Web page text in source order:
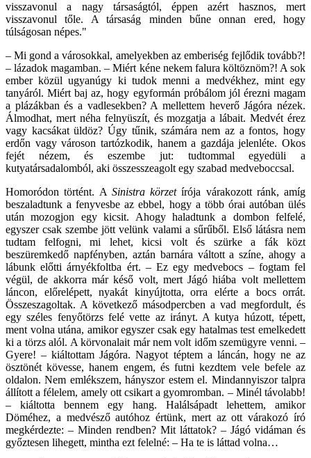
visszavonul a nagy társaságtól, éppen azért hasznos, mert
visszavonul tőle. A társaság minden bűne onnan ered, hogy
túlságosan népes."
– Mi gond a városokkal, amelyekben az emberiség fejlődik tovább?!
– lázadok magamban. – Miért kéne nekem falura költöznöm?! A sok
ember közül ugyanúgy ki tudok menni a medvékhez, mint egy
tanyáról. Miért baj az, hogy egyformán próbálom jól érezni magam
a plázákban és a vadlesekben? A mellettem heverő Jágóra nézek.
Álmodhat, mert néha felnyüszít, és mozgatja a lábait. Medvét érez
vagy kacsákat üldöz? Úgy tűnik, számára nem az a fontos, hogy
erdőn vagy városon tartózkodik, hanem a gazdája jelenléte. Okos
fejét nézem, és eszembe jut: tudtommal egyedüli a
kutyatársadalomból, aki összesszeagolt egy szabad medveboccsal.
Homoródon történt. A Sinistra körzetírója várakozott ránk, amíg
beszaladtunk a fenyvesbe az ebbel, hogy a több órai autóban ülés
után mozogjon egy kicsit. Ahogy haladtunk a dombon felfelé,
egyszer csak szembe jött velünk valami a sűrűből. Első látásra nem
tudtam felfogni, mi lehet, kicsi volt és szürke a fák közt
beszüremkedő napfényben, aztán barnára váltott a színe, ahogy a
lábunk előtti árnyékfoltba ért. – Ez egy medvebocs – fogtam fel
végül, de akkorra már késő volt, mert Jágó hiába volt mellettem
láncon, előrelépett, nyakát kinyújtotta, orra elérte a bocs orrát.
Összeszagoltak. A következő másodpercben a vad megfordult, és
egy széles fenyőtörzs felé vette az irányt. A kutya húzott, tépett,
ment volna utána, amikor egyszer csak egy hatalmas test emelkedett
ki a törzs alól. A körvonalait már nem volt időm szemügyre venni. –
Gyere! – kiáltottam Jágóra. Nagyot téptem a láncán, hogy ne az
ösztönét kövesse, hanem engem, és futni kezdtem vele befele az
oldalon. Nem emlékszem, hányszor estem el. Mindannyiszor talpra
állított a félelem, amely ott csikart a gyomromban. – Minél távolabb!
– kiáltotta bennem egy hang. Halálsápadt lehettem, amikor
Döméhez, a medvésző autóhoz értünk, mert az ott várakozó író
megkérdezte: – Minden rendben? Mit láttatok? – Jágó vidáman és
győztesen lihegett, mintha ezt felelné: – Ha te is láttad volna…